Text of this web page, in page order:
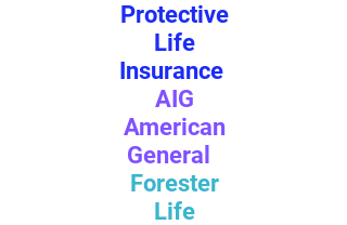
Protective
Life
Insurance
AIG
American
General
Forester
Life